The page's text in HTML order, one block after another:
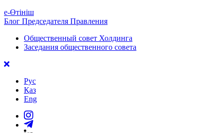
е-Өтініш
Блог Председателя Правления
Общественный совет Холдинга
Заседания общественного совета
Рус
Қаз
Eng